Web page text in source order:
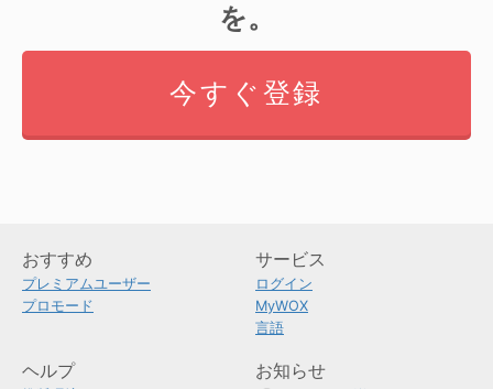
を。
今すぐ登録
おすすめ
プレミアムユーザー
プロモード
サービス
ログイン
MyWOX
言語
ヘルプ お知らせ